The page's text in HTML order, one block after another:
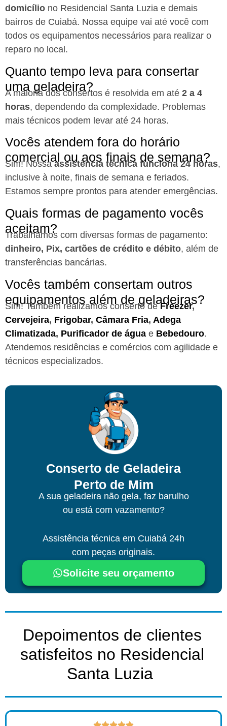
domicílio no Residencial Santa Luzia e demais
bairros de Cuiabá. Nossa equipe vai até você com
todos os equipamentos necessários para realizar o
reparo no local.
Quanto tempo leva para consertar
uma geladeira?
A maioria dos consertos é resolvida em até 2 a 4
horas, dependendo da complexidade. Problemas
mais técnicos podem levar até 24 horas.
Vocês atendem fora do horário
comercial ou aos finais de semana?
Sim! Nossaassistência técnica funciona 24 horas,
inclusive à noite, finais de semana e feriados.
Estamos sempre prontos para atender emergências.
Quais formas de pagamento vocês
aceitam?
Trabalhamos com diversas formas de pagamento:
dinheiro, Pix, cartões de crédito e débito, além de
transferências bancárias.
Vocês também consertam outros
equipamentos além de geladeiras?
Sim! Também realizamos conserto deFreezer,
Cervejeira, Frigobar, Câmara Fria, Adega
Climatizada, Purificador de água e Bebedouro.
Atendemos residências e comércios com agilidade e
técnicos especializados.
Conserto de Geladeira
Perto de Mim
A sua geladeira não gela, faz barulho
ou está com vazamento?
Assistência técnica em Cuiabá 24h
com peças originais.
Solicite seu orçamento
Depoimentos de clientes
satisfeitos no Residencial
Santa Luzia ​